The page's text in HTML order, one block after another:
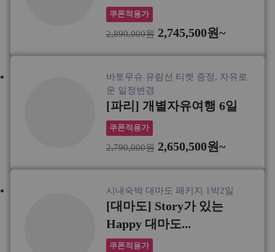
쿠폰적용가
2,890,000원 2,745,500원~
바토무슈 유람선 티켓 증정, 자유로
운 일정변경
[파리] 개별자유여행 6일
쿠폰적용가
2,790,000원 2,650,500원~
시내숙박 대마도 패키지 1박2일
[대마도] Story가 있는
Happy 대마도...
쿠폰적용가